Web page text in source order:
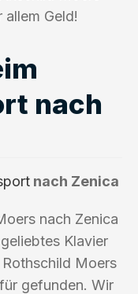
Geld!
nach
nach Zenica
nach Zenica
Klavier
Moers
gefunden. Wir